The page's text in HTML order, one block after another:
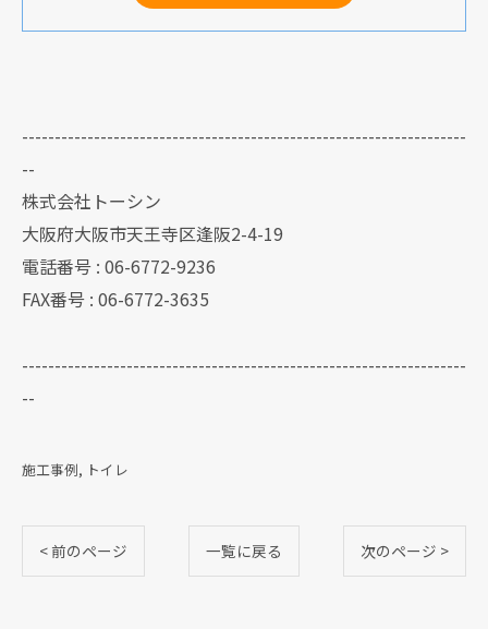
--------------------------------------------------------------------
--
株式会社トーシン
大阪府大阪市天王寺区逢阪2-4-19
電話番号 : 06-6772-9236
FAX番号 : 06-6772-3635
--------------------------------------------------------------------
--
施工事例 トイレ
< 前のページ 一覧に戻る 次のページ >